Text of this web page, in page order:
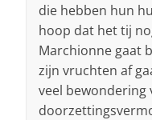
die hebben hun
hoop dat het tij
Marchionne gaat
zijn vruchten af
veel bewondering